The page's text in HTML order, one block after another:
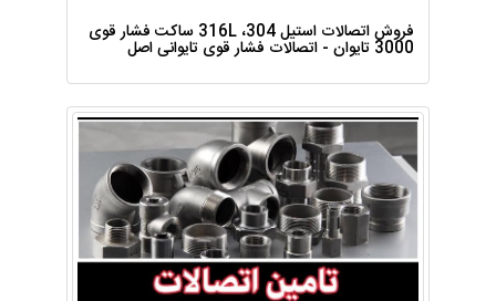
فروش اتصالات استیل 304، 316L ساکت فشار قوی
3000 تایوان - اتصالات فشار قوی تایوانی اصل